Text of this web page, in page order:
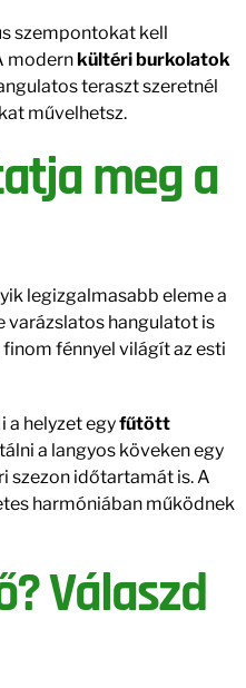
szempontokat kell
modern kültéri burkolatok
teraszt szeretnél
művelhetsz.
meg a
legizgalmasabb eleme a
varázslatos hangulatot is
fénnyel világít az esti
a helyzet egyfűtött
a langyos köveken egy
szezon időtartamát is. A
harmóniában működnek
Válaszd